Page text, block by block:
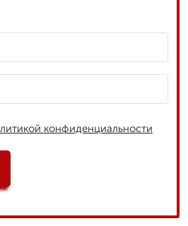
конфиденциальности